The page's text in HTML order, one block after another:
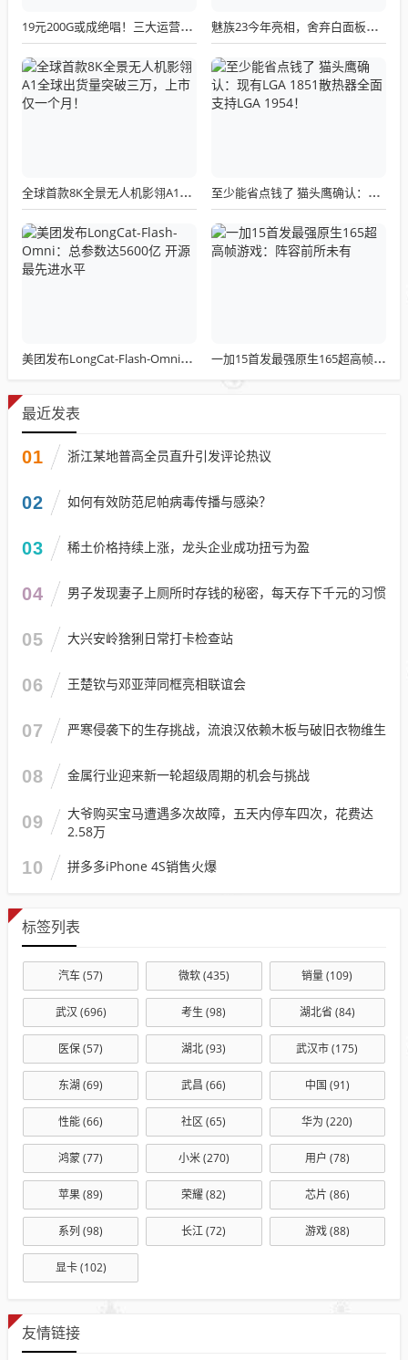
19元200G或成绝唱！三大运营商关停所有第三方渠道：被指变相涨价 魅族23今年亮相，舍弃白面板设计，白面板手机成绝版传统
全球首款8K全景无人机影翎A1全球出货量突破三万，上市仅一个月！ 至少能省点钱了 猫头鹰确认：现有LGA 1851散热器全面支持LGA 1954！
美团发布LongCat-Flash-Omni：总参数达5600亿 开源最先进水平 一加15首发最强原生165超高帧游戏：阵容前所未有
最近发表
01 浙江某地普高全员直升引发评论热议
02 如何有效防范尼帕病毒传播与感染？
03 稀土价格持续上涨，龙头企业成功扭亏为盈
04 男子发现妻子上厕所时存钱的秘密，每天存下千元的习惯
05 大兴安岭猞猁日常打卡检查站
06 王楚钦与邓亚萍同框亮相联谊会
07 严寒侵袭下的生存挑战，流浪汉依赖木板与破旧衣物维生
08 金属行业迎来新一轮超级周期的机会与挑战
09
大爷购买宝马遭遇多次故障，五天内停车四次，花费达
2.58万
10 拼多多iPhone 4S销售火爆
标签列表
汽车(57) 微软(435) 销量(109)
武汉 (696) 考生 (98) 湖北省 (84)
医保(57) 湖北(93) 武汉市(175)
东湖 (69) 武昌 (66) 中国 (91)
性能(66) 社区 (65) 华为 (220)
鸿蒙(77) 小米(270) 用户 (78)
苹果(89) 荣耀(82) 芯片 (86)
系列 (98) 长江(72) 游戏(88)
显卡(102)
友情链接